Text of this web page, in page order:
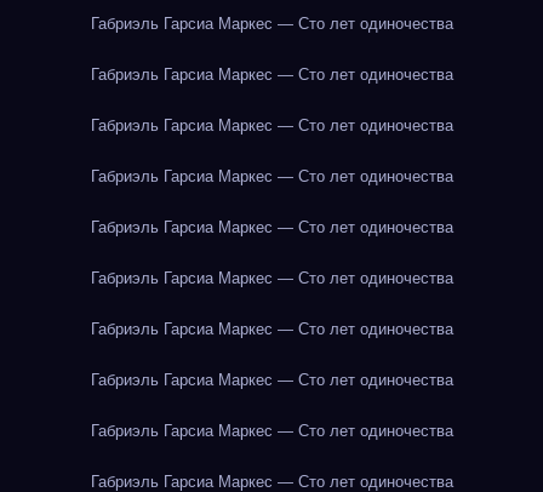
Габриэль Гарсиа Маркес — Сто лет одиночества
Габриэль Гарсиа Маркес — Сто лет одиночества
Габриэль Гарсиа Маркес — Сто лет одиночества
Габриэль Гарсиа Маркес — Сто лет одиночества
Габриэль Гарсиа Маркес — Сто лет одиночества
Габриэль Гарсиа Маркес — Сто лет одиночества
Габриэль Гарсиа Маркес — Сто лет одиночества
Габриэль Гарсиа Маркес — Сто лет одиночества
Габриэль Гарсиа Маркес — Сто лет одиночества
Габриэль Гарсиа Маркес — Сто лет одиночества